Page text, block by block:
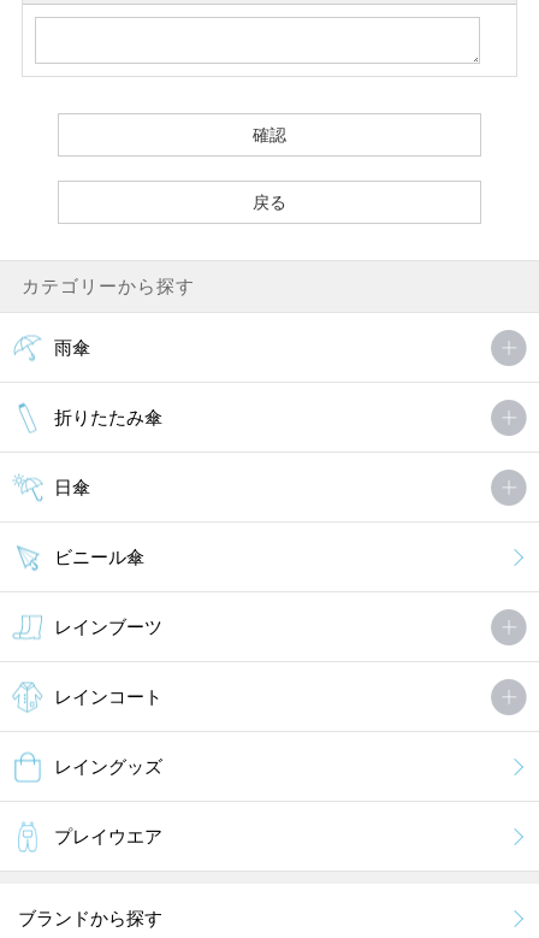
カテゴリーから探す
雨傘
折りたたみ傘
日傘
ビニール傘
レインブーツ
レインコート
レイングッズ
プレイウエア
ブランドから探す